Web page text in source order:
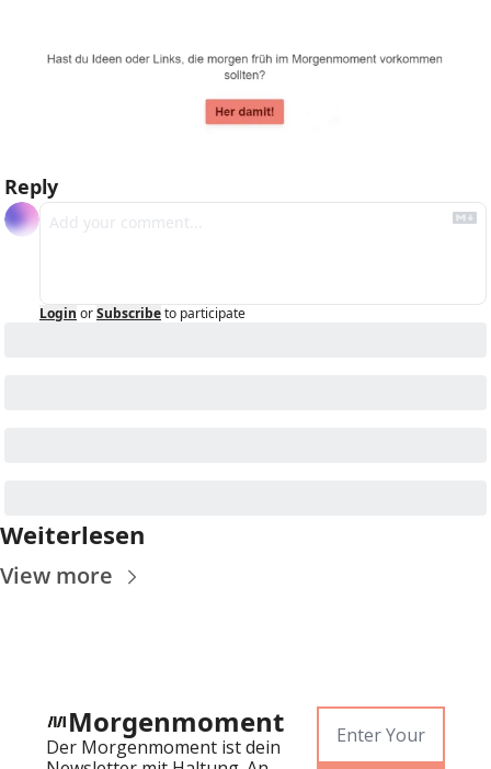
Reply
Login orSubscribeto participate
Weiterlesen
View more
Morgenmoment
Der Morgenmoment ist dein